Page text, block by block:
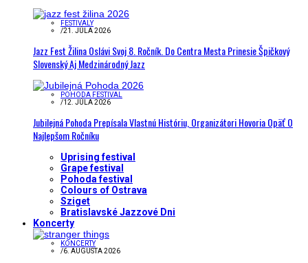
FESTIVALY
/21. JÚLA 2026
Jazz Fest Žilina Oslávi Svoj 8. Ročník. Do Centra Mesta Prinesie Špičkový
Slovenský Aj Medzinárodný Jazz
POHODA FESTIVAL
/12. JÚLA 2026
Jubilejná Pohoda Prepísala Vlastnú Históriu, Organizátori Hovoria Opäť O
Najlepšom Ročníku
Uprising festival
Grape festival
Pohoda festival
Colours of Ostrava
Sziget
Bratislavské Jazzové Dni
Koncerty
KONCERTY
/6. AUGUSTA 2026